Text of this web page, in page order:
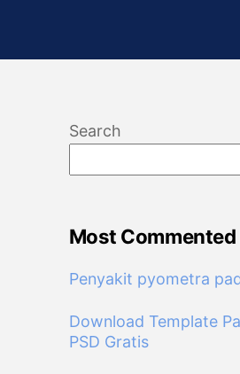
Search
Most
Penyakit pyometra
Download Template
PSD Gratis